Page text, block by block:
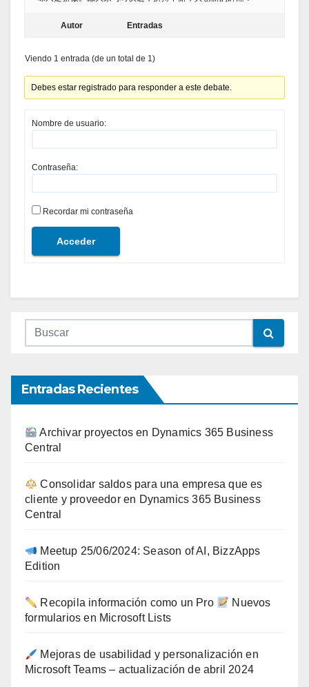
Autor Entradas
Viendo 1 entrada (de un total de 1)
Debes estar registrado para responder a este debate.
Nombre de usuario:
Contraseña:
Recordar mi contraseña
Acceder
Entradas Recientes
Archivar proyectos en Dynamics 365 Business
Central
Consolidar saldos para una empresa que es
cliente y proveedor en Dynamics 365 Business
Central
Meetup 25/06/2024: Season of AI, BizzApps
Edition
Recopila información como un Pro
Nuevos
formularios en Microsoft Lists
Mejoras de usabilidad y personalización en
Microsoft Teams – actualización de abril 2024